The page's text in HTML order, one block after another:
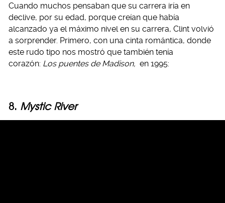
Cuando muchos pensaban que su carrera iría en
declive, por su edad, porque creían que había
alcanzado ya el máximo nivel en su carrera, Clint volvió
a sorprender. Primero, con una cinta romántica, donde
este rudo tipo nos mostró que también tenía
corazón: Los puentes de Madison, en 1995:
8. Mystic River